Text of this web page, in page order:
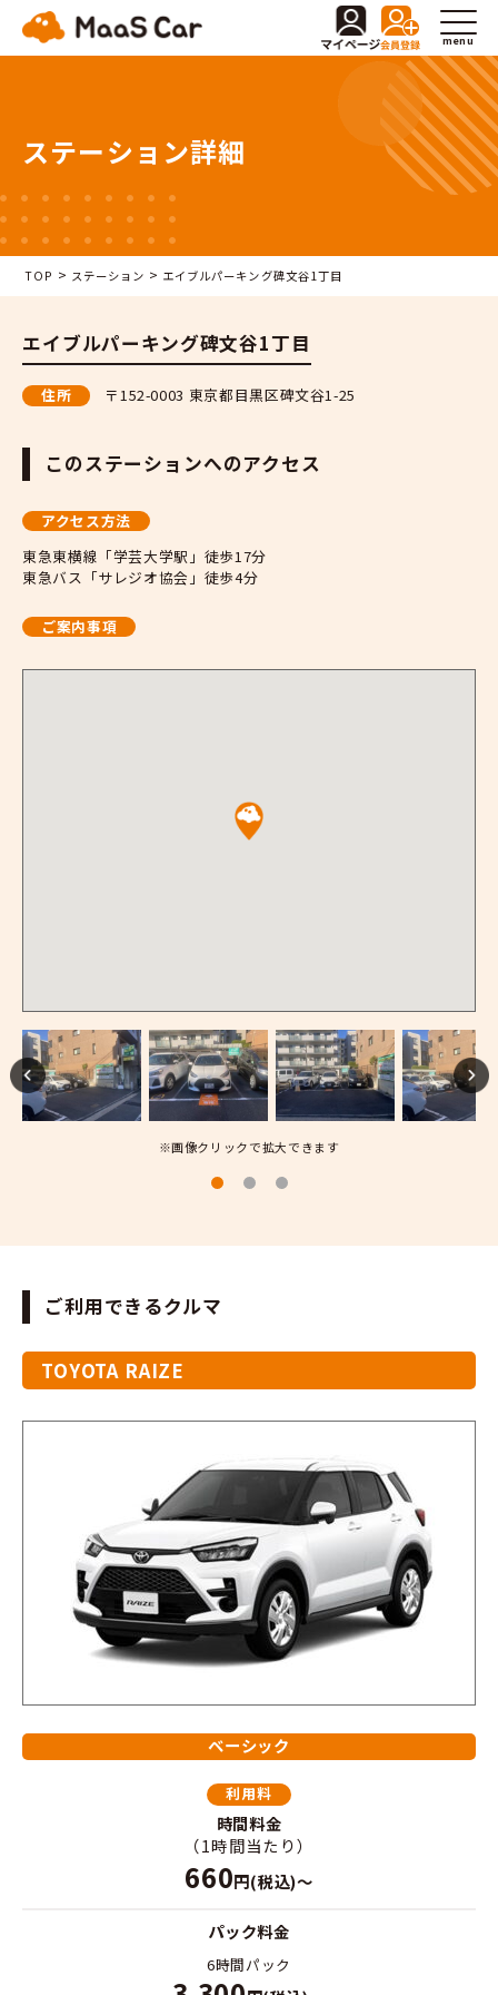
menu
ステーション詳細
TOP > ステーション > エイブルパーキング碑文谷1丁目
エイブルパーキング碑文谷1丁目
住所 〒152-0003 東京都目黒区碑文谷1-25
このステーションへのアクセス
アクセス方法
東急東横線「学芸大学駅」徒歩17分
東急バス「サレジオ協会」徒歩4分
ご案内事項
※画像クリックで拡大できます
ご利用できるクルマ
TOYOTA RAIZE
ベーシック
利用料
時間料金
（1時間当たり）
660円(税込)～
パック料金
6時間パック